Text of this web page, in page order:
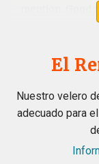
mention. Good
por sue cobley
A for us once in
Rembrandt as
El
Nuestro velero
adecuado para